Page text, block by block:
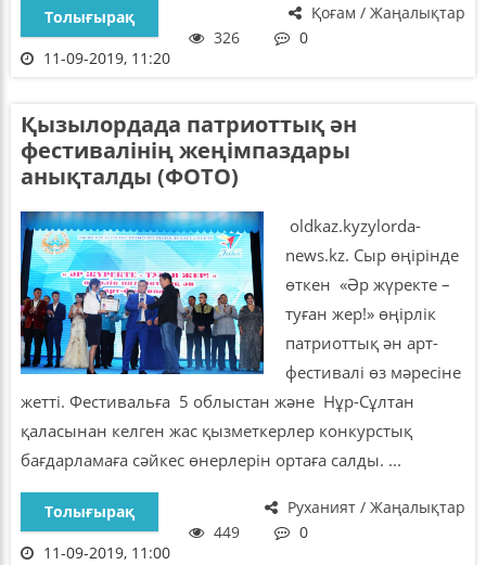
Қоғам / Жаңалықтар
Толығырақ
326
0
11-09-2019, 11:20
Қызылордада патриоттық ән
фестивалінің жеңімпаздары
анықталды (ФОТО)
oldkaz.kyzylorda-
news.kz. Сыр өңірінде
өткен «Әр жүректе –
туған жер!» өңірлік
патриоттық ән арт-
фестивалі өз мәресіне
жетті. Фестивальға 5 облыстан және Нұр-Сұлтан
қаласынан келген жас қызметкерлер конкурстық
бағдарламаға сәйкес өнерлерін ортаға салды. ...
Руханият / Жаңалықтар
Толығырақ
449
0
11-09-2019, 11:00